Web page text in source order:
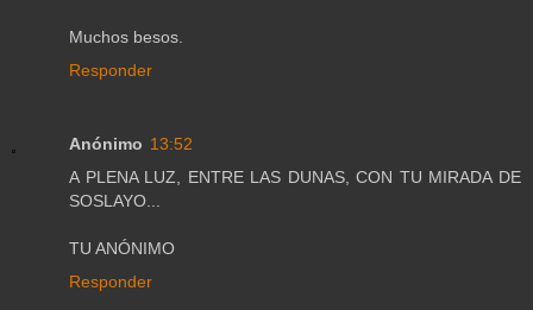
Muchos besos.
Responder
Anónimo 13:52
A PLENA LUZ, ENTRE LAS DUNAS, CON TU MIRADA DE
SOSLAYO...
TU ANÓNIMO
Responder